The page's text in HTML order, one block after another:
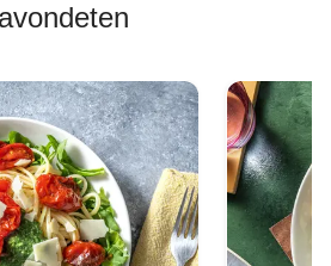
avondeten